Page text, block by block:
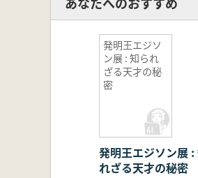
発明王エジソ
ン展 : 知られ
ざる天才の秘
密
発明王エジソン展 :
れざる天才の秘密